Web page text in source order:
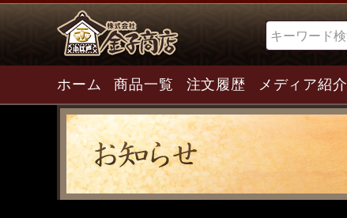
検索
ホーム 商品一覧 注文履歴 メディア紹介